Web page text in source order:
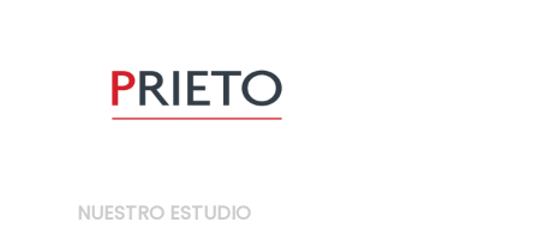
NUESTRO ESTUDIO